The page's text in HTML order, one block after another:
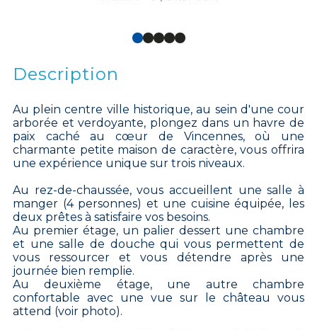
Description
Au plein centre ville historique, au sein d'une cour
arborée et verdoyante, plongez dans un havre de
paix caché au cœur de Vincennes, où une
charmante petite maison de caractère, vous offrira
une expérience unique sur trois niveaux.
Au rez-de-chaussée, vous accueillent une salle à
manger (4 personnes) et une cuisine équipée, les
deux prêtes à satisfaire vos besoins.
Au premier étage, un palier dessert une chambre
et une salle de douche qui vous permettent de
vous ressourcer et vous détendre après une
journée bien remplie.
Au deuxième étage, une autre chambre
confortable avec une vue sur le château vous
attend (voir photo).